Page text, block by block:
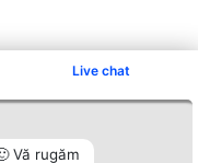
Live chat
Vă rugăm